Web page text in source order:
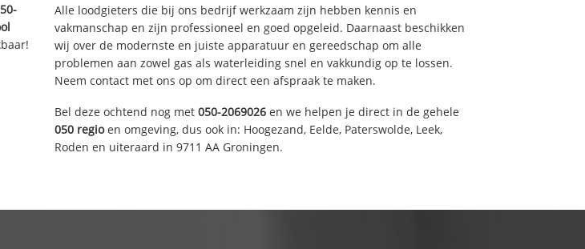
Alle loodgieters die bij ons bedrijf werkzaam zijn hebben kennis en
vakmanschap en zijn professioneel en goed opgeleid. Daarnaast beschikken
wij over de modernste en juiste apparatuur en gereedschap om alle
problemen aan zowel gas als waterleiding snel en vakkundig op te lossen.
Neem contact met ons op om direct een afspraak te maken.
Bel deze ochtend nog met 050-2069026 en we helpen je direct in de gehele
050 regioen omgeving, dus ook in: Hoogezand, Eelde, Paterswolde, Leek,
Roden en uiteraard in 9711 AA Groningen.